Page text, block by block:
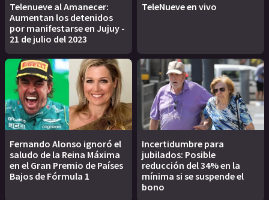
Telenueve al Amanecer:
Aumentan los detenidos
por manifestarse en Jujuy -
21 de julio del 2023
TeleNueve en vivo
Fernando Alonso ignoró el
saludo de la Reina Máxima
en el Gran Premio de Países
Bajos de Fórmula 1
Incertidumbre para
jubilados: Posible
reducción del 34% en la
mínima si se suspende el
bono